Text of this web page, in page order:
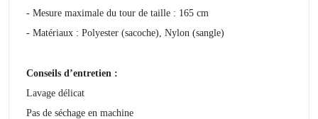
- Mesure maximale du tour de taille : 165 cm
- Matériaux : Polyester (sacoche), Nylon (sangle)
Conseils d’entretien :
Lavage délicat
Pas de séchage en machine